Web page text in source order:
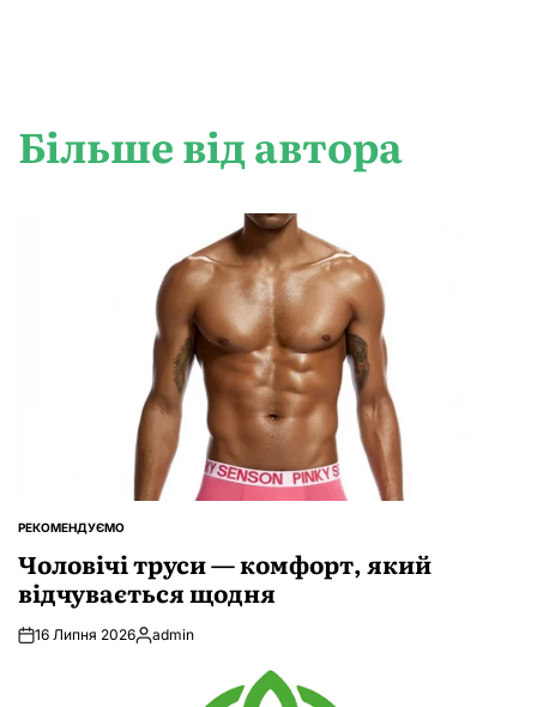
Більше від автора
ОПУБЛІКУВАТИ
РЕКОМЕНДУЄМО
Чоловічі труси — комфорт, який
відчувається щодня
16 Липня 2026Опубліковано
admin